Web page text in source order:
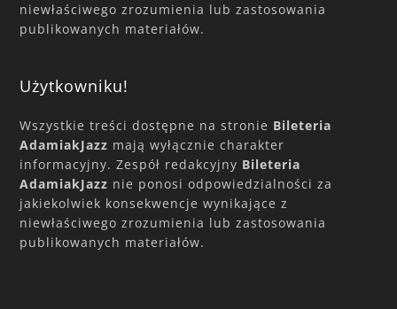
niewłaściwego zrozumienia lub zastosowania
publikowanych materiałów.
Użytkowniku!
Wszystkie treści dostępne na stronie Bileteria
AdamiakJazz mają wyłącznie charakter
informacyjny. Zespół redakcyjny Bileteria
AdamiakJazz nie ponosi odpowiedzialności za
jakiekolwiek konsekwencje wynikające z
niewłaściwego zrozumienia lub zastosowania
publikowanych materiałów.